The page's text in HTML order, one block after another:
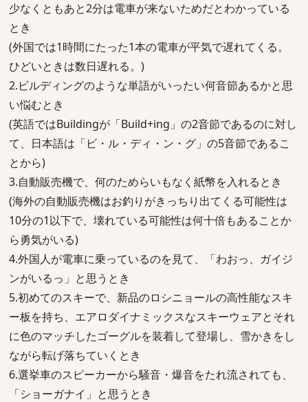
少なくともあと2分は電車が来ないためだとわかっている
とき
(外国では1時間にたった1本の電車が平気で遅れてくる。
ひどいときは数日遅れる。)
2.ビルディングのような単語がいったい何音節あるかと思
い悩むとき
(英語ではBuildingが「Build+ing」の2音節であるのに対し
て、日本語は「ビ・ル・ディ・ン・グ」の5音節であるこ
とから)
3.自動販売機で、何のためらいもなく紙幣を入れるとき
(海外の自動販売機はお釣りがきっちり出てくる可能性は
10分の1以下で、壊れている可能性は何十倍もあることか
ら勇気がいる)
4.外国人が電車に乗っているのを見て、「わおっ、ガイジ
ンがいるっ」と思うとき
5.初めてのスキーで、新品のロシニョールの高性能なスキ
ー板を持ち、エアロダイナミックスなスキーウェアとそれ
に色のマッチしたゴーグルを装着して登場し、雪かきをし
ながら転げ落ちていくとき
6.選挙車のスピーカーから騒音・爆音をたれ流されても、
「ショーガナイ」と思うとき